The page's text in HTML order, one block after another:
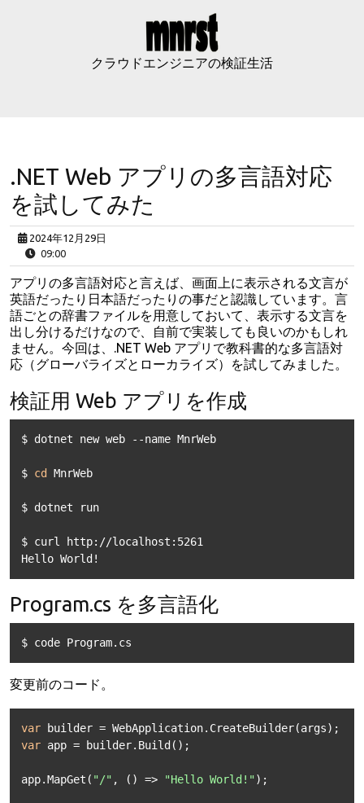
クラウドエンジニアの検証生活
.NET Web アプリの多言語対応
を試してみた
2024年12月29日
09:00
アプリの多言語対応と言えば、画面上に表示される文言が
英語だったり日本語だったりの事だと認識しています。言
語ごとの辞書ファイルを用意しておいて、表示する文言を
出し分けるだけなので、自前で実装しても良いのかもしれ
ません。今回は、.NET Web アプリで教科書的な多言語対
応（グローバライズとローカライズ）を試してみました。
検証用 Web アプリを作成
$ dotnet new web --name MnrWeb
$ cd MnrWeb
$ dotnet run
$ curl http://localhost:5261
Hello World!
Program.cs を多言語化
$ code Program.cs
変更前のコード。
var
var app = builder.Build();
app.MapGet( "/" , () => "Hello World!");